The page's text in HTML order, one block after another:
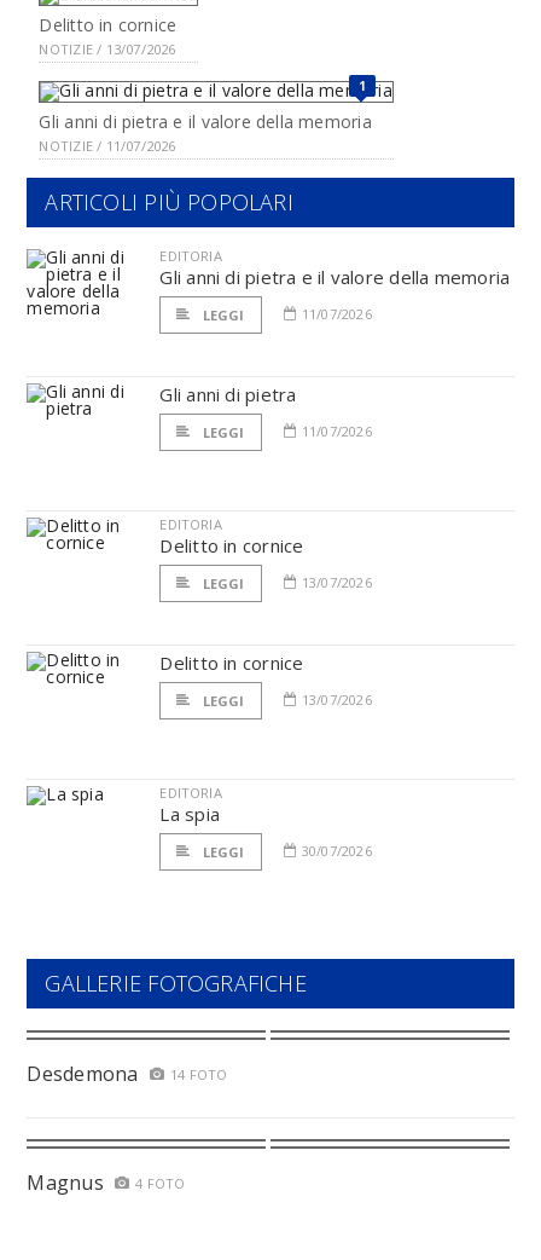
Delitto in cornice
NOTIZIE / 13/07/2026
1
Gli anni di pietra e il valore della memoria
NOTIZIE / 11/07/2026
ARTICOLI PIÙ POPOLARI
EDITORIA
Gli anni di pietra e il valore della memoria
LEGGI 11/07/2026
Gli anni di pietra
LEGGI 11/07/2026
EDITORIA
Delitto in cornice
LEGGI 13/07/2026
Delitto in cornice
LEGGI 13/07/2026
EDITORIA
La spia
LEGGI 30/07/2026
GALLERIE FOTOGRAFICHE
Desdemona 14 FOTO
Magnus 4 FOTO